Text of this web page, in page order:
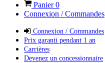
Panier0
Connexion / Commandes
Connexion / Commandes
Prix garanti pendant 1 an
Carrières
Devenez un concessionnaire